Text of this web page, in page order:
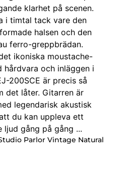
Parlor Vintage Natural